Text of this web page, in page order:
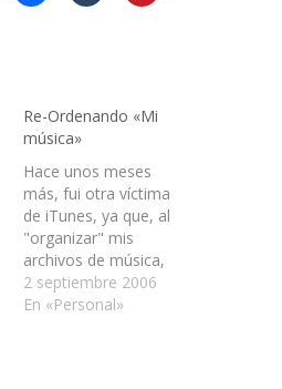
Re-Ordenando «Mi
música»
Hace unos meses
más, fui otra víctima
de iTunes, ya que, al
"organizar" mis
archivos de música,
realmente me los
desordenó. Mi orden
2 septiembre 2006
En «Personal»